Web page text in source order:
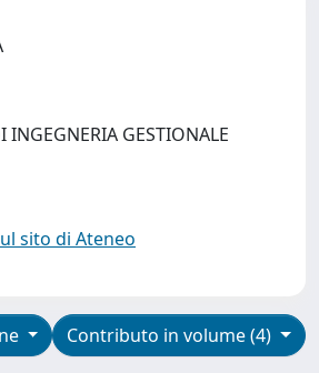
INGEGNERIA GESTIONALE
sito di Ateneo
Contributo in volume (4)